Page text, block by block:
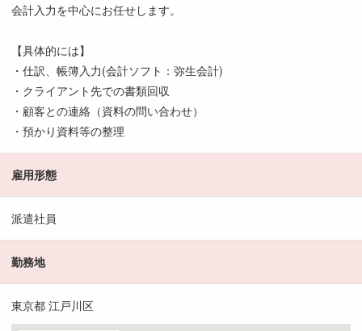
会計入力を中心にお任せします。
【具体的には】
・仕訳、帳簿入力(会計ソフト：弥生会計)
・クライアント先での書類回収
・顧客との連絡（資料の問い合わせ）
・預かり資料等の整理
雇用形態
派遣社員
勤務地
東京都 江戸川区